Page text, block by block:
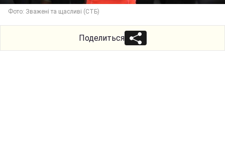
Фото: Зважені та щасливі (СТБ)
Поделиться